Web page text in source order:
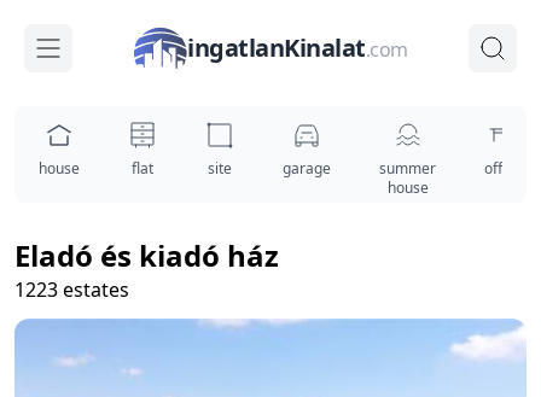
ingatlanKinalat.com
house flat site garage
summer
house
office
Eladó és kiadó ház
1223 estates